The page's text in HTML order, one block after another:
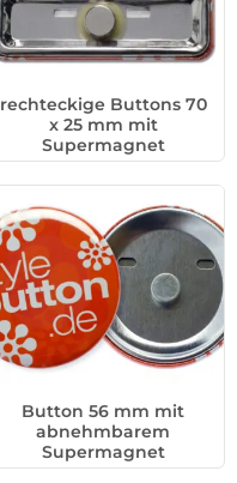
rechteckige Buttons 70
x 25 mm mit
Supermagnet
Button 56 mm mit
abnehmbarem
Supermagnet